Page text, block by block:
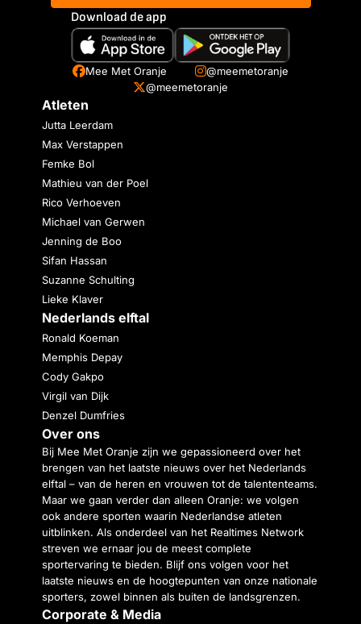
Download de app
Mee Met Oranje
@meemetoranje
@meemetoranje
Atleten
Jutta Leerdam
Max Verstappen
Femke Bol
Mathieu van der Poel
Rico Verhoeven
Michael van Gerwen
Jenning de Boo
Sifan Hassan
Suzanne Schulting
Lieke Klaver
Nederlands elftal
Ronald Koeman
Memphis Depay
Cody Gakpo
Virgil van Dijk
Denzel Dumfries
Over ons
Bij Mee Met Oranje zijn we gepassioneerd over het
brengen van het laatste nieuws over het Nederlands
elftal – van de heren en vrouwen tot de talententeams.
Maar we gaan verder dan alleen Oranje: we volgen
ook andere sporten waarin Nederlandse atleten
uitblinken. Als onderdeel van het Realtimes Network
streven we ernaar jou de meest complete
sportervaring te bieden. Blijf ons volgen voor het
laatste nieuws en de hoogtepunten van onze nationale
sporters, zowel binnen als buiten de landsgrenzen.
Corporate & Media